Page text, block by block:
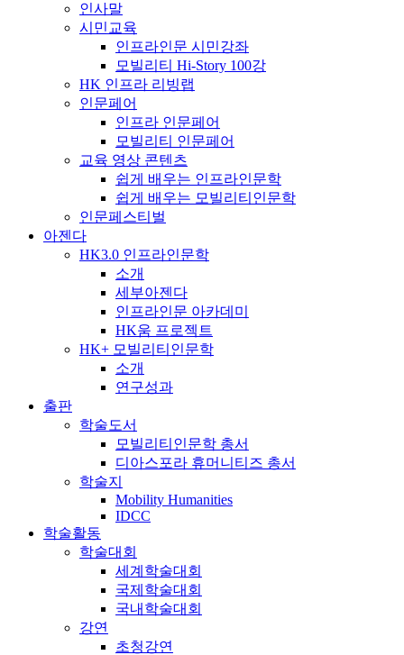
인사말
시민교육
인프라인문 시민강좌
모빌리티 Hi-Story 100강
HK 인프라 리빙랩
인문페어
인프라 인문페어
모빌리티 인문페어
교육 영상 콘텐츠
쉽게 배우는 인프라인문학
쉽게 배우는 모빌리티인문학
인문페스티벌
아젠다
HK3.0 인프라인문학
소개
세부아젠다
인프라인문 아카데미
HK움 프로젝트
HK+ 모빌리티인문학
소개
연구성과
출판
학술도서
모빌리티인문학 총서
디아스포라 휴머니티즈 총서
학술지
Mobility Humanities
IDCC
학술활동
학술대회
세계학술대회
국제학술대회
국내학술대회
강연
초청강연